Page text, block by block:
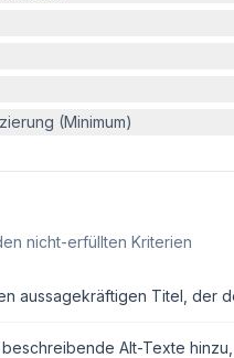
(Minimum)
nicht-erfüllten Kriterien
aussagekräftigen Titel, der
Alt-Texte